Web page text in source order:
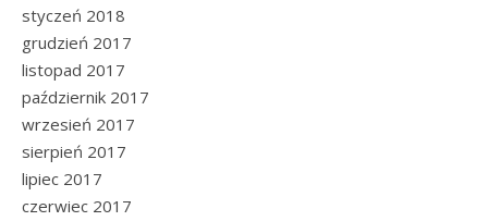
styczeń 2018
grudzień 2017
listopad 2017
październik 2017
wrzesień 2017
sierpień 2017
lipiec 2017
czerwiec 2017